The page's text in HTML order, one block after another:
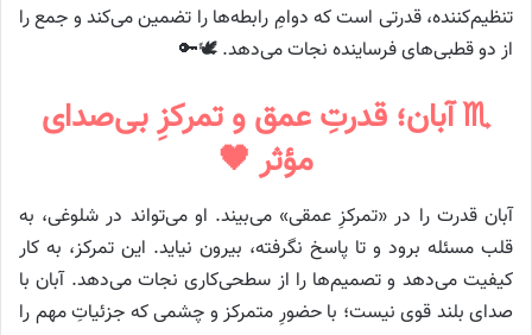
تنظیم‌کننده، قدرتی است که دوامِ رابطه‌ها را تضمین می‌کند و جمع را
از دو قطبی‌های فرساینده نجات می‌دهد. 🕊️🔑
♏ آبان؛ قدرتِ عمق و تمرکزِ بی‌صدای
مؤثر 🖤
آبان قدرت را در «تمرکزِ عمقی» می‌بیند. او می‌تواند در شلوغی، به
قلب مسئله برود و تا پاسخ نگرفته، بیرون نیاید. این تمرکز، به کار
کیفیت می‌دهد و تصمیم‌ها را از سطحی‌کاری نجات می‌دهد. آبان با
صدای بلند قوی نیست؛ با حضورِ متمرکز و چشمی که جزئیاتِ مهم را